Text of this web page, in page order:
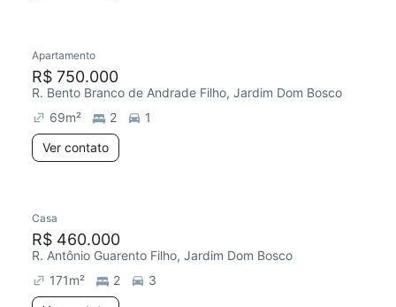
Apartamento
R$ 750.000
R. Bento Branco de Andrade Filho, Jardim Dom Bosco
69m² 2
1
Ver contato
Casa
R$ 460.000
R. Antônio Guarento Filho, Jardim Dom Bosco
171m² 2
3